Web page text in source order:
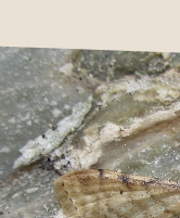
IDAEA
Ga direct naar
Verspreiding